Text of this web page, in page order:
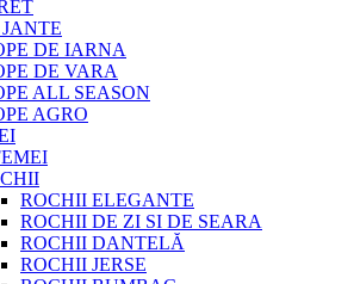
DE IARNA
DE VARA
ALL SEASON
AGRO
ROCHII ELEGANTE
ROCHII DE ZI SI DE SEARA
ROCHII DANTELĂ
ROCHII JERSE